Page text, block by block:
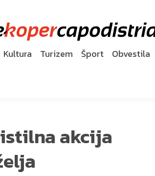
Kultura Turizem Šport Obvestila
akcija